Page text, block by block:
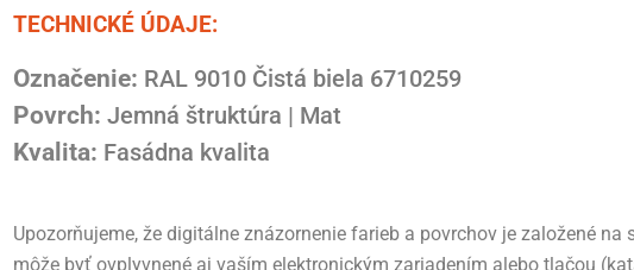
TECHNICKÉ ÚDAJE:
Označenie: RAL 9010 Čistá biela 6710259
Povrch: Jemná štruktúra | Mat
Kvalita: Fasádna kvalita
Upozorňujeme, že digitálne znázornenie farieb a povrchov je založené na
môže byť ovplyvnené aj vaším elektronickým zariadením alebo tlačou